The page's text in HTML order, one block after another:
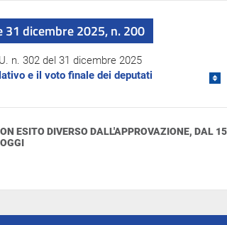
31 dicembre 2025, n. 200
n. 302 del 31 dicembre 2025
e il voto finale dei deputati
ESITO DIVERSO DALL'APPROVAZIONE, DAL 15